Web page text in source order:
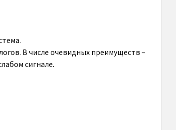
В числе очевидных преимуществ –
сигнале.